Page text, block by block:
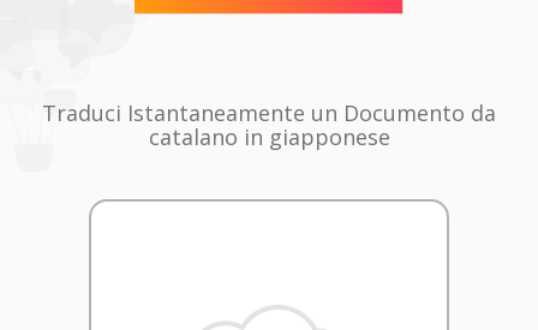
Traduci Istantaneamente un Documento da
catalano in giapponese